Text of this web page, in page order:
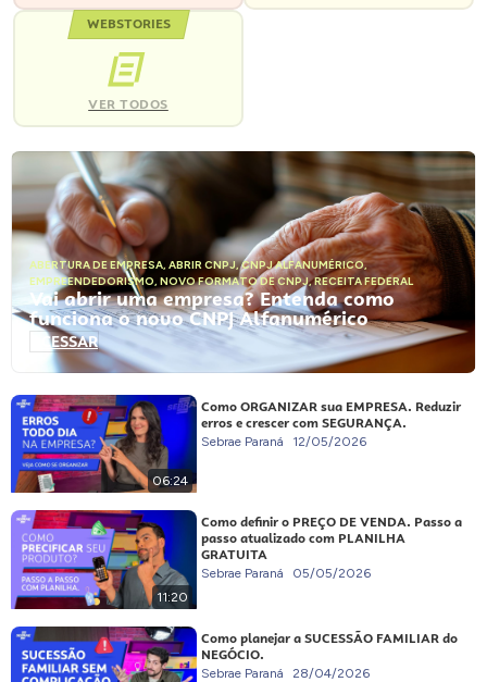
WEBSTORIES
VER TODOS
ABERTURA DE EMPRESA, ABRIR CNPJ,CNPJ ALFANUMÉRICO,
EMPREENDEDORISMO, NOVO FORMATO DE CNPJ,RECEITA FEDERAL
Vai abrir uma empresa? Entenda como
funciona o novo CNPJ Alfanumérico
ACESSAR
06:24
Como ORGANIZAR sua EMPRESA. Reduzir
erros e crescer com SEGURANÇA.
Sebrae Paraná 12/05/2026
11:20
Como definir o PREÇO DE VENDA. Passo a
passo atualizado com PLANILHA
GRATUITA
Sebrae Paraná 05/05/2026
Como planejar a SUCESSÃO FAMILIAR do
NEGÓCIO.
Sebrae Paraná 28/04/2026